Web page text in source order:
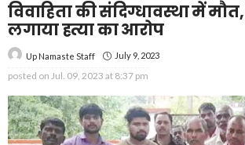
विवाहिता की संदिग्धावस्था में
लगाया हत्या का आरोप
Up Namaste Staff July 9, 2023
posted on Jul. 09, 2023 at 8:37 pm